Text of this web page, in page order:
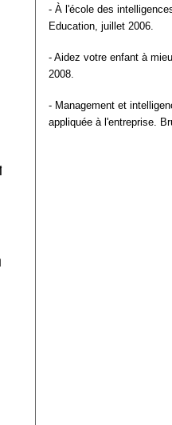
- À l'école des
Education, juillet 2006.
- Aidez votre enfant à
2008.
- Management et
appliquée à l'entreprise.